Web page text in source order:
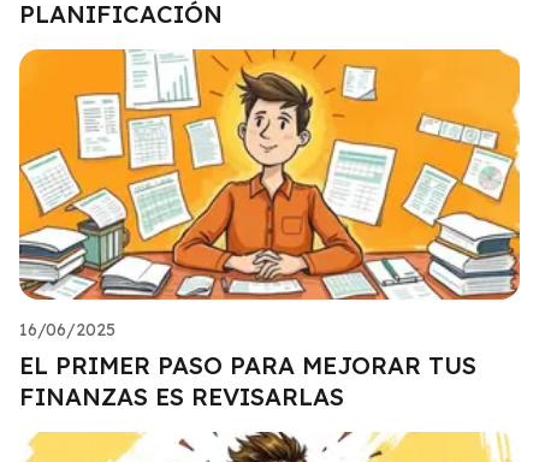
PLANIFICACIÓN
16/06/2025
EL PRIMER PASO PARA MEJORAR TUS
FINANZAS ES REVISARLAS